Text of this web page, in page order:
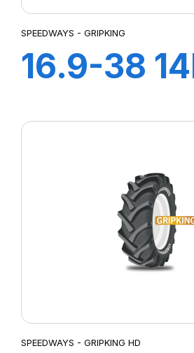
SPEEDWAYS - GRIPKING
16.9-38
SPEEDWAYS - GRIPKING HD